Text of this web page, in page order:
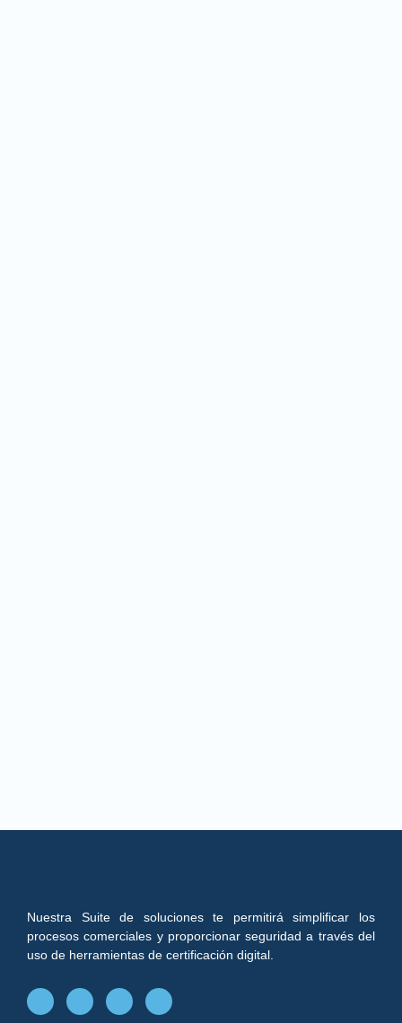
Nuestra Suite de soluciones te permitirá simplificar los
procesos comerciales y proporcionar seguridad a través del
uso de herramientas de certificación digital.